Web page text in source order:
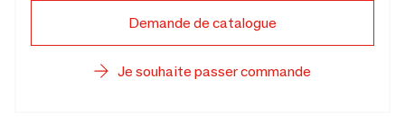
Demande de catalogue
Je souhaite passer commande